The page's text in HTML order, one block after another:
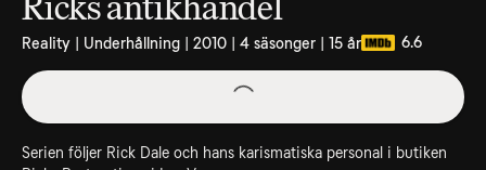
Ricks antikhandel
Reality | Underhållning | 2010 | 4 säsonger | 15 år 6.6
Serien följer Rick Dale och hans karismatiska personal i butiken